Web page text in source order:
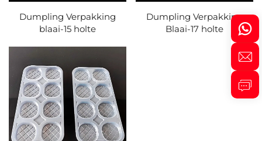
Dumpling Verpakking
blaai-15 holte
Dumpling Verpakking
Blaai-17 holte